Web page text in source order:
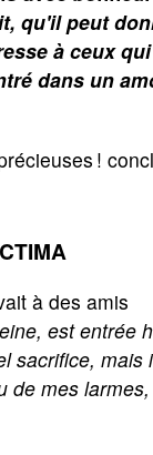
qu'il peut
à ceux
dans un
!
à des amis
est entrée
sacrifice, mais
de mes